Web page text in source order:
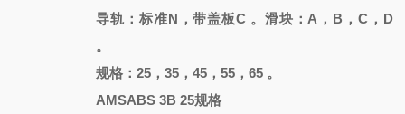
导轨：标准N，带盖板C 。滑块：A，B，C，D
。
规格：25，35，45，55，65 。
AMSABS 3B 25规格